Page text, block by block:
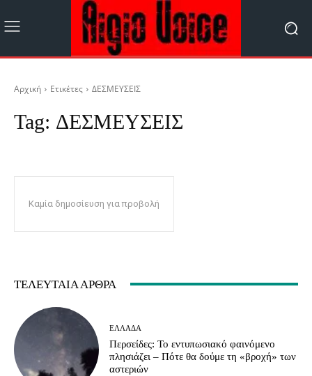
Αρχική Ετικέτες ΔΕΣΜΕΥΣΕΙΣ
Tag: ΔΕΣΜΕΥΣΕΙΣ
Καμία δημοσίευση για προβολή
ΤΕΛΕΥΤΑΊΑ ΆΡΘΡΑ
ΕΛΛΆΔΑ
Περσείδες: Το εντυπωσιακό φαινόμενο
πλησιάζει – Πότε θα δούμε τη «βροχή» των
αστεριών